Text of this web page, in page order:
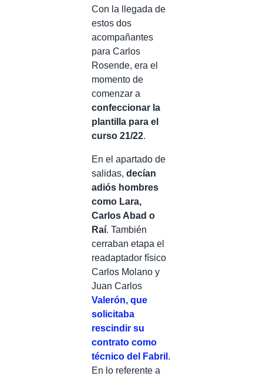
Con la llegada de
estos dos
acompañantes
para Carlos
Rosende, era el
momento de
comenzar a
confeccionar la
plantilla para el
curso 21/22.
En el apartado de
salidas, decían
adiós hombres
como Lara,
Carlos Abad o
Raí. También
cerraban etapa el
readaptador físico
Carlos Molano y
Juan Carlos
Valerón, que
solicitaba
rescindir su
contrato como
técnico del Fabril .
En lo referente a